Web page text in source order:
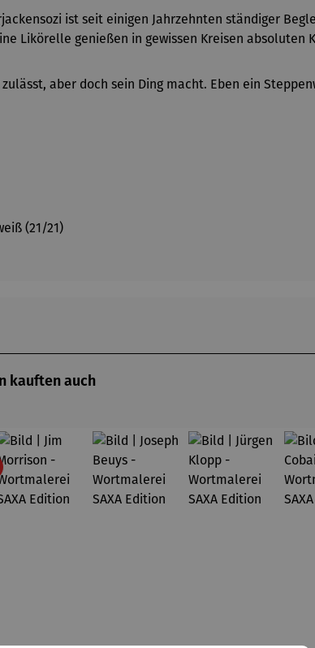
ist seit einigen Jahrzehnten ständiger
Likörelle genießen in gewissen Kreisen absoluten
aber doch sein Ding macht. Eben ein
(21/21)
kauften auch